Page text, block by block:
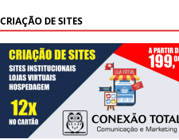
CRIAÇÃO DE SITES